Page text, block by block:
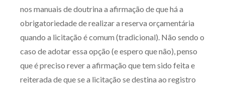
nos manuais de doutrina a afirmação de que há a
obrigatoriedade de realizar a reserva orçamentária
quando a licitação é comum (tradicional). Não sendo o
caso de adotar essa opção (e espero que não), penso
que é preciso rever a afirmação que tem sido feita e
reiterada de que se a licitação se destina ao registro